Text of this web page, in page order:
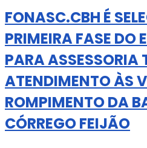
FONASC.CBH É
PRIMEIRA FASE DO
PARA ASSESSORIA
ATENDIMENTO ÀS
ROMPIMENTO DA
CÓRREGO FEIJÃO